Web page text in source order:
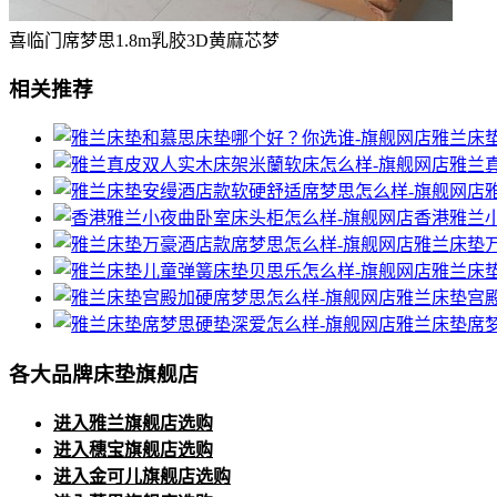
喜临门席梦思1.8m乳胶3D黄麻芯梦
相关推荐
雅兰床
雅兰
香港雅兰
雅兰床垫
雅兰床
雅兰床垫宫
雅兰床垫席
各大品牌床垫旗舰店
进入雅兰旗舰店选购
进入穗宝旗舰店选购
进入金可儿旗舰店选购